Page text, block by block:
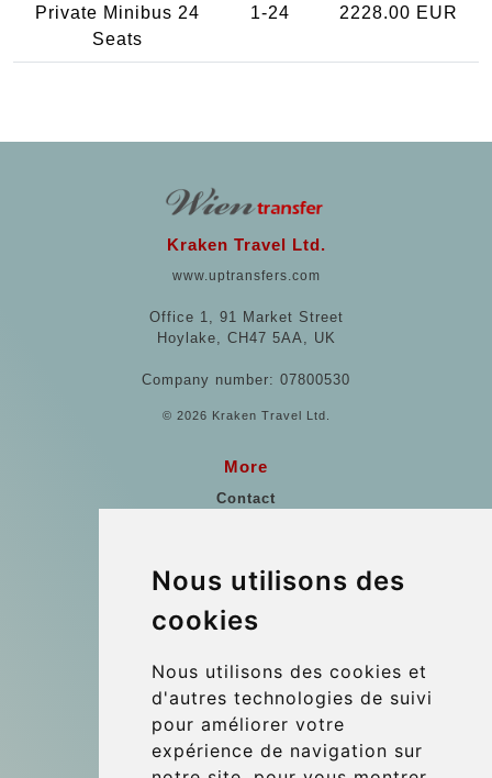
Nous utilisons des
cookies
Nous utilisons des cookies et
d'autres technologies de suivi
pour améliorer votre
expérience de navigation sur
Private Minibus 24
Seats
1-24 2228.00 EUR
Kraken Travel Ltd.
www.uptransfers.com
Office 1, 91 Market Street
Hoylake, CH47 5AA, UK
Company number: 07800530
© 2026 Kraken Travel Ltd.
More
Contact
Vienne Transfert Aéroport
Les références
Update cookies preferences
Contact